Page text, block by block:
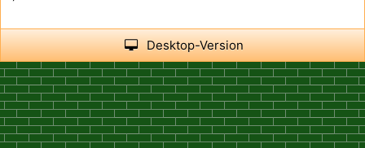
Desktop-Version